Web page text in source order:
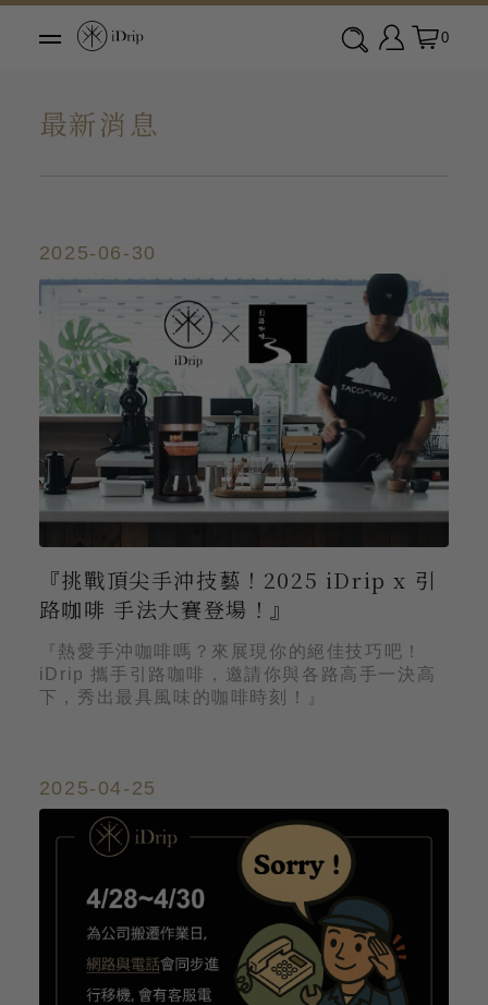
0
最新消息
2025-06-30
『挑戰頂尖手沖技藝！2025 iDrip x 引
路咖啡 手法大賽登場！』
『熱愛手沖咖啡嗎？來展現你的絕佳技巧吧！
iDrip 攜手引路咖啡，邀請你與各路高手一決高
下，秀出最具風味的咖啡時刻！』
2025-04-25